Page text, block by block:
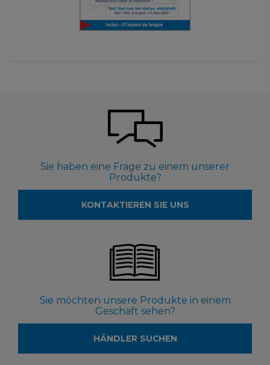
Sie haben eine Frage zu einem unserer
Produkte?
KONTAKTIEREN SIE UNS
Sie möchten unsere Produkte in einem
Geschäft sehen?
HÄNDLER SUCHEN